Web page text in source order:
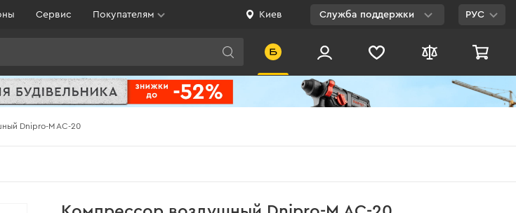
Сервис Покупателям Киев Служба поддержки
0 800 200 500
РУС
Dnipro-M AC-20